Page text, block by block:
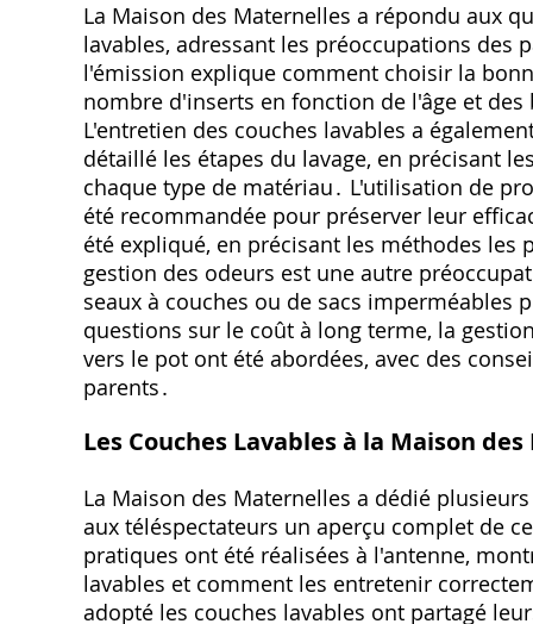
La Maison des Maternelles a répondu aux
lavables, adressant les préoccupations des
l'émission explique comment choisir la
nombre d'inserts en fonction de l'âge et
L'entretien des couches lavables a
détaillé les étapes du lavage, en précisant
chaque type de matériau․ L'utilisation de
été recommandée pour préserver leur
été expliqué, en précisant les méthodes les
gestion des odeurs est une autre
seaux à couches ou de sacs imperméables
questions sur le coût à long terme, la
vers le pot ont été abordées, avec des
parents․
Les Couches Lavables à la Maison
La Maison des Maternelles a dédié
aux téléspectateurs un aperçu complet de
pratiques ont été réalisées à l'antenne,
lavables et comment les entretenir
adopté les couches lavables ont partagé